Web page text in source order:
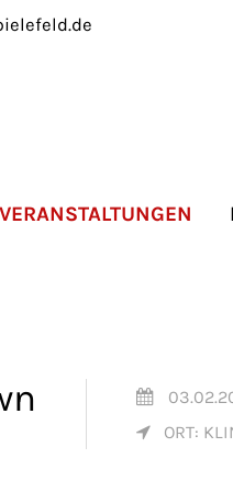
info@yourdomain.com
VERANSTALTUNGEN
ORT: